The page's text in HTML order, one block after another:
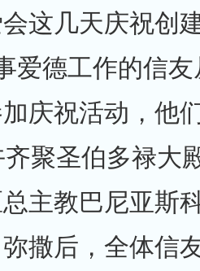
这几天庆祝创
爱德工作的信
庆祝活动，他
齐聚圣伯多禄大
主教巴尼亚斯
撒后，全体信